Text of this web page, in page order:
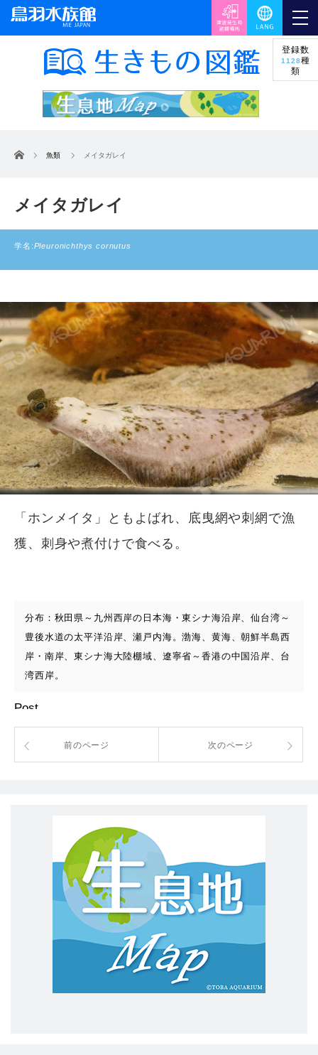
登録数
1128種
類
ホーム 魚類 メイタガレイ
メイタガレイ
学名:Pleuronichthys cornutus
「ホンメイタ」ともよばれ、底曳網や刺網で漁
獲、刺身や煮付けで食べる。
分布：秋田県～九州西岸の日本海・東シナ海沿岸、仙台湾～
豊後水道の太平洋沿岸、瀬戸内海。渤海、黄海、朝鮮半島西
岸・南岸、東シナ海大陸棚域、遼寧省～香港の中国沿岸、台
湾西岸。
Post
前のページ 次のページ